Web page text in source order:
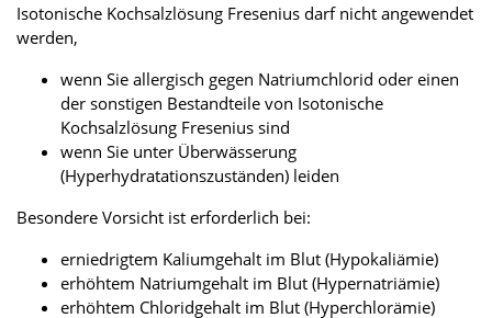
Isotonische Kochsalzlösung Fresenius darf nicht angewendet
werden,
wenn Sie allergisch gegen Natriumchlorid oder einen
der sonstigen Bestandteile von Isotonische
Kochsalzlösung Fresenius sind
wenn Sie unter Überwässerung
(Hyperhydratationszuständen) leiden
Besondere Vorsicht ist erforderlich bei:
erniedrigtem Kaliumgehalt im Blut (Hypokaliämie)
erhöhtem Natriumgehalt im Blut (Hypernatriämie)
erhöhtem Chloridgehalt im Blut (Hyperchlorämie)